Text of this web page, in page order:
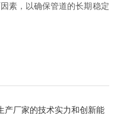
素，以确保管道的长期稳定
产厂家的技术实力和创新能